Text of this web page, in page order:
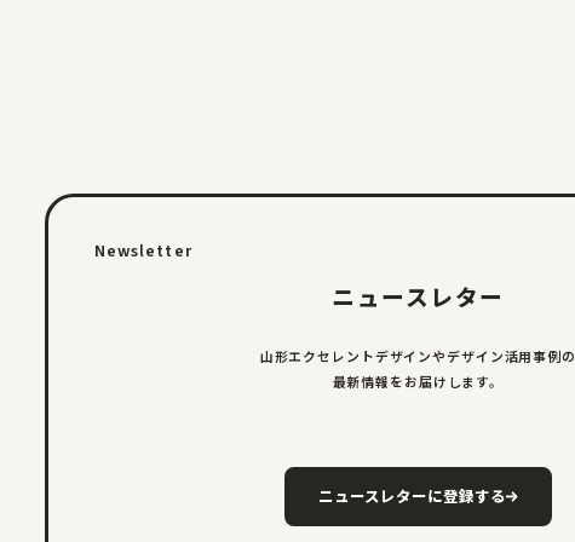
Newsletter
ニュースレター
山形エクセレントデザインやデザイン活用事例の
最新情報をお届けします。
ニュースレターに登録する